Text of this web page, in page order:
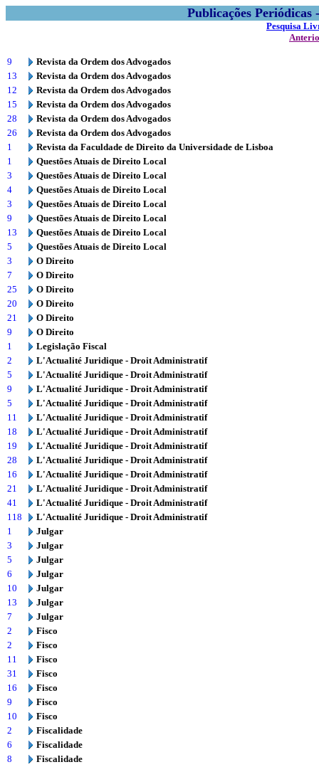
Publicações
Pesquisa
9
Revista da Ordem dos Advogados
13
Revista da Ordem dos Advogados
12
Revista da Ordem dos Advogados
15
Revista da Ordem dos Advogados
28
Revista da Ordem dos Advogados
26
Revista da Ordem dos Advogados
1
Revista da Faculdade de Direito da Universidade de Lisboa
1
Questões Atuais de Direito Local
3
Questões Atuais de Direito Local
4
Questões Atuais de Direito Local
3
Questões Atuais de Direito Local
9
Questões Atuais de Direito Local
13
Questões Atuais de Direito Local
5
Questões Atuais de Direito Local
3
O Direito
7
O Direito
25
O Direito
20
O Direito
21
O Direito
9
O Direito
1
Legislação Fiscal
2
L'Actualité Juridique - Droit Administratif
5
L'Actualité Juridique - Droit Administratif
9
L'Actualité Juridique - Droit Administratif
5
L'Actualité Juridique - Droit Administratif
11
L'Actualité Juridique - Droit Administratif
18
L'Actualité Juridique - Droit Administratif
19
L'Actualité Juridique - Droit Administratif
28
L'Actualité Juridique - Droit Administratif
16
L'Actualité Juridique - Droit Administratif
21
L'Actualité Juridique - Droit Administratif
41
L'Actualité Juridique - Droit Administratif
118
L'Actualité Juridique - Droit Administratif
1
Julgar
3
Julgar
5
Julgar
6
Julgar
10
Julgar
13
Julgar
7
Julgar
2
Fisco
2
Fisco
11
Fisco
31
Fisco
16
Fisco
9
Fisco
10
Fisco
2
Fiscalidade
6
Fiscalidade
8
Fiscalidade